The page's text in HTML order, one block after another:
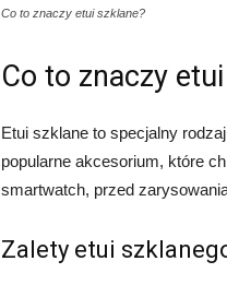
Co to znaczy etui szklane?
Co to znaczy
Etui szklane to specjalny
popularne akcesorium, które
smartwatch, przed
Zalety etui